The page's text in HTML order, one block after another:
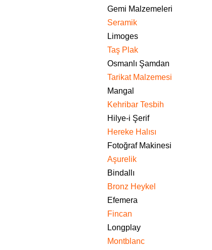
Gemi Malzemeleri
Seramik
Limoges
Taş Plak
Osmanlı Şamdan
Tarikat Malzemesi
Mangal
Kehribar Tesbih
Hilye-i Şerif
Hereke Halısı
Fotoğraf Makinesi
Aşurelik
Bindallı
Bronz Heykel
Efemera
Fincan
Longplay
Montblanc